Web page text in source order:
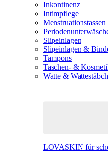
Inkontinenz
Intimpflege
Slipeinlagen
Slipeinlagen &
Tampons
Taschen- &
Watte &
LOVASKIN für